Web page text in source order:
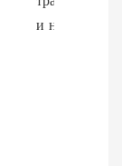
и настройка.